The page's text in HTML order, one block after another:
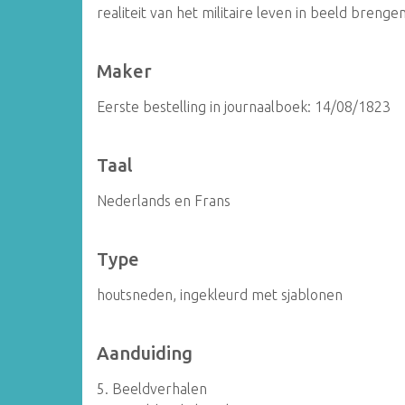
realiteit van het militaire leven in beeld
Maker
Eerste bestelling in journaalboek: 14/08/1823
Taal
Nederlands en Frans
Type
houtsneden, ingekleurd met sjablonen
Aanduiding
5. Beeldverhalen